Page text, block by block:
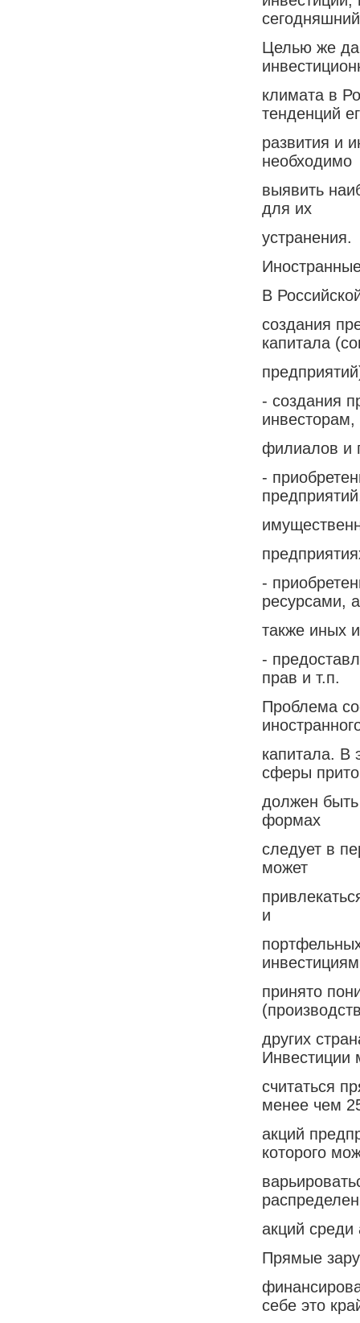
Целью же
климата в
тенденций
развития и
необходимо
выявить
для их
устранения.
В
создания
капитала
- создания
инвесторам,
филиалов и
-
-
ресурсами, а
также иных
-
прав и т.п.
Проблема
капитала. В
сферы
должен быть
формах
следует в
может
и
принято
других
Инвестиции
считаться
менее чем
акций
которого
акций среди
Прямые
себе это